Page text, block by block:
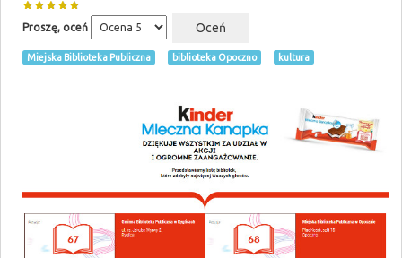
Proszę, oceń
Miejska Biblioteka Publiczna biblioteka Opoczno kultura